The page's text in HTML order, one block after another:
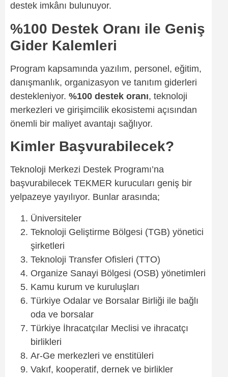
destek imkânı bulunuyor.
%100 Destek Oranı ile Geniş
Gider Kalemleri
Program kapsamında yazılım, personel, eğitim,
danışmanlık, organizasyon ve tanıtım giderleri
destekleniyor. %100 destek oranı, teknoloji
merkezleri ve girişimcilik ekosistemi açısından
önemli bir maliyet avantajı sağlıyor.
Kimler Başvurabilecek?
Teknoloji Merkezi Destek Programı’na
başvurabilecek TEKMER kurucuları geniş bir
yelpazeye yayılıyor. Bunlar arasında;
Üniversiteler
Teknoloji Geliştirme Bölgesi (TGB) yönetici
şirketleri
Teknoloji Transfer Ofisleri (TTO)
Organize Sanayi Bölgesi (OSB) yönetimleri
Kamu kurum ve kuruluşları
Türkiye Odalar ve Borsalar Birliği ile bağlı
oda ve borsalar
Türkiye İhracatçılar Meclisi ve ihracatçı
birlikleri
Ar-Ge merkezleri ve enstitüleri
Vakıf, kooperatif, dernek ve birlikler